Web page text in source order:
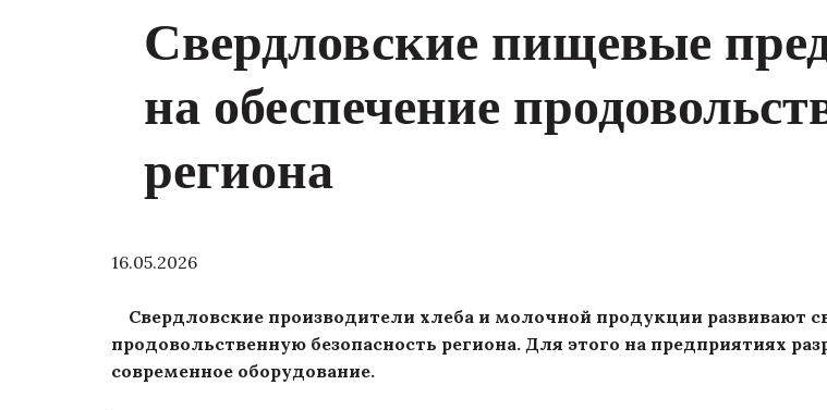
Свердловские пищевые
на обеспечение
региона
16.05.2026
Свердловские производители хлеба и молочной продукции развивают
продовольственную безопасность региона. Для этого на предприятиях
современное оборудование.